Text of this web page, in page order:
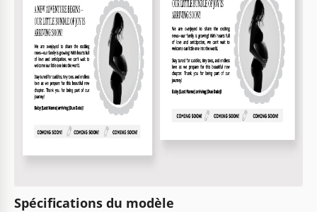
Spécifications du modèle